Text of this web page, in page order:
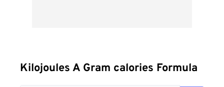
Kilojoules A Gram calories Formula